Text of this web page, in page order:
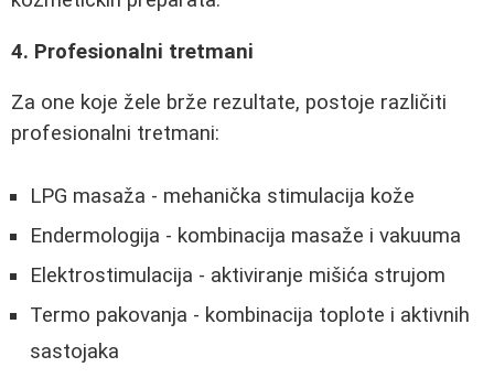
4. Profesionalni tretmani
Za one koje žele brže rezultate, postoje različiti
profesionalni tretmani:
LPG masaža - mehanička stimulacija kože
Endermologija - kombinacija masaže i vakuuma
Elektrostimulacija - aktiviranje mišića strujom
Termo pakovanja - kombinacija toplote i aktivnih
sastojaka